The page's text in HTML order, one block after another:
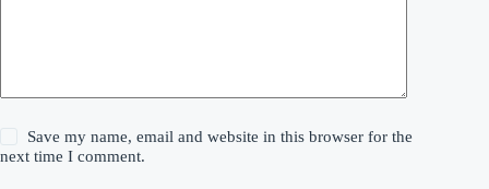
Save my name, email and website in this browser for the
next time I comment.